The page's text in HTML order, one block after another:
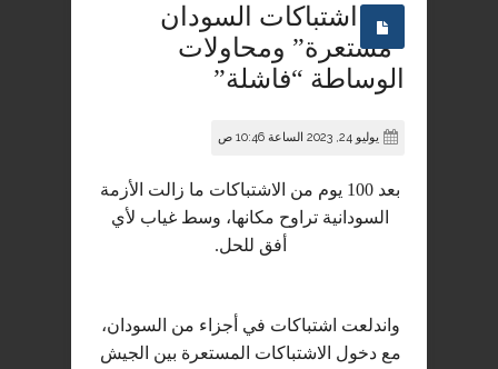
اشتباكات السودان
“مستعرة” ومحاولات
الوساطة “فاشلة”
يوليو 24, 2023 الساعة 10:46 ص
بعد 100 يوم من الاشتباكات ما زالت الأزمة
السودانية تراوح مكانها، وسط غياب لأي
أفق للحل.
واندلعت اشتباكات في أجزاء من السودان،
مع دخول الاشتباكات المستعرة بين الجيش